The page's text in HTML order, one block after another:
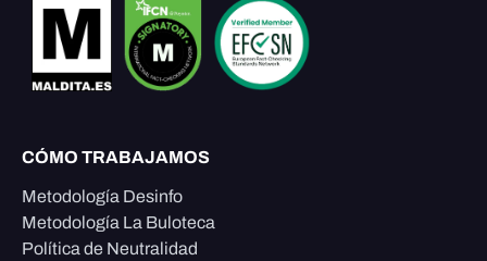
CÓMO TRABAJAMOS
Metodología Desinfo
Metodología La Buloteca
Política de Neutralidad